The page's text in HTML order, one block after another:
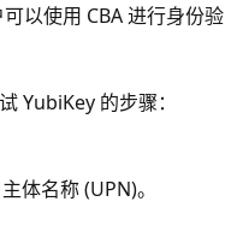
以使用 CBA 进行身份验
YubiKey 的步骤：
体名称 (UPN)。